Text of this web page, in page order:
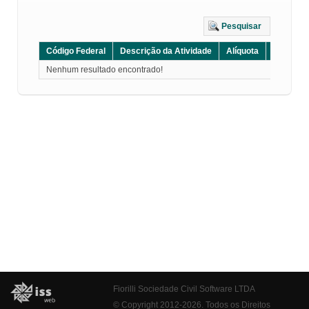
Pesquisar
Código Federal Descrição da Atividade Alíquota
Nenhum resultado encontrado!
Fiorilli Sociedade Civil Software LTDA
© Copyright 2012-2026. Todos os Direitos